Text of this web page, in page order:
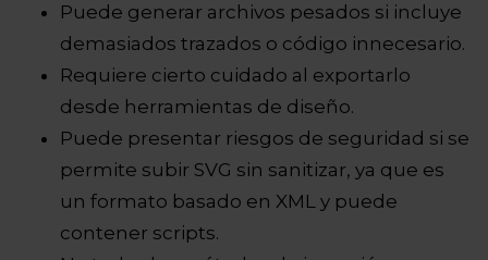
Puede generar archivos pesados si incluye
demasiados trazados o código innecesario.
Requiere cierto cuidado al exportarlo
desde herramientas de diseño.
Puede presentar riesgos de seguridad si se
permite subir SVG sin sanitizar, ya que es
un formato basado en XML y puede
contener scripts.